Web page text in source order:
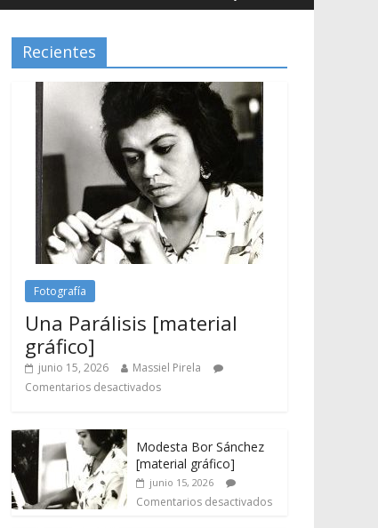
Recientes
Fotografía
Una Parálisis [material
gráfico]
junio 15, 2026
Massiel Pirela
Comentarios desactivados
Modesta Bor Sánchez
[material gráfico]
junio 15, 2026
Comentarios desactivados